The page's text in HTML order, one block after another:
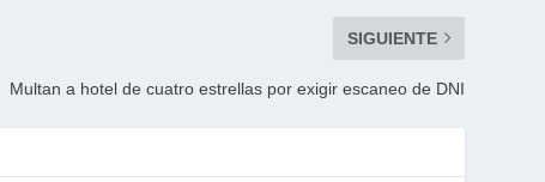
SIGUIENTE
Multan a hotel de cuatro estrellas por exigir escaneo de DNI